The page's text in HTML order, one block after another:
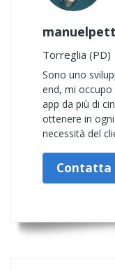
Torreglia (PD)
Sono uno
end, mi occupo
app da più di
ottenere in
necessità del
Contatta